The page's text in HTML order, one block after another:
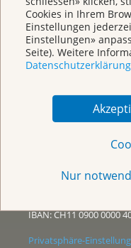
Cookies in Ihrem
Einstellungen
Einstellungen»
Seite). Weitere
Datenschutzerklärung
Nur
Wir sind für Sie da
CH-4051 Basel
Telefon 061 319 99 88
info@klbb.ch
IBAN: CH11 0900 0000
Privatsphäre-